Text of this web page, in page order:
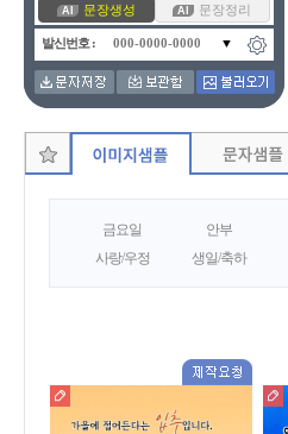
문장생성 문장정리
발신번호 : ▼
금요일 안부
사랑/우정
생일/축하